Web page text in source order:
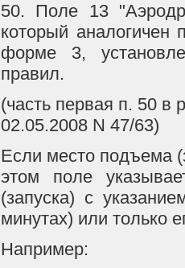
50. Поле 13
который
форме 3,
правил.
(часть первая п. 50
02.05.2008 N 47/63)
Если место подъема
этом поле
(запуска) с
минутах) или только
Например: